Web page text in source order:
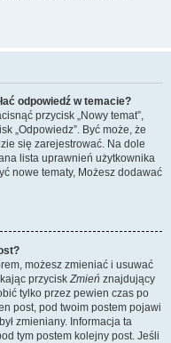
odpowiedź w temacie?
przycisk „Nowy temat”,
„Odpowiedz”. Być może, że
się zarejestrować. Na dole
lista uprawnień użytkownika
nowe tematy, Możesz dodawać
możesz zmieniać i usuwać
przyciskZmień znajdujący
tylko przez pewien czas po
post, pod twoim postem pojawi
zmieniany. Informacja ta
tym postem kolejny post. Jeśli